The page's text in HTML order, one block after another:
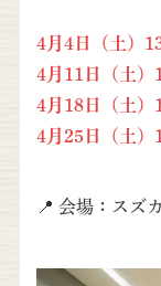
4月4日（土）
4月11日（土）
4月18日（土）
4月25日（土）
📍 会場：スズ